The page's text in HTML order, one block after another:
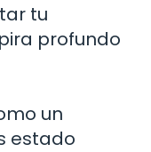
tu
profundo
un
estado